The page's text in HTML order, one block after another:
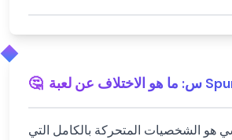
🤔 س:
هو الشخصيات المتحركة بالكامل التي